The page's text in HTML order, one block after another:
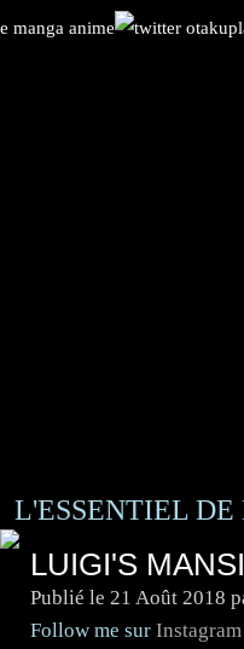
L'ESSENTIEL
LUIGI'S
Publié le 21 Août 2018
Follow me sur Instagram